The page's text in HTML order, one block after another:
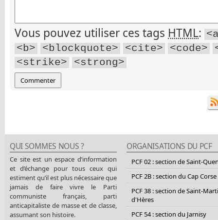
Vous pouvez utiliser ces tags HTML:
<b>
<blockquote> <cite> <code>
<strike>
<strong>
QUI SOMMES NOUS ?
Ce site est un espace d’information
et d’échange pour tous ceux qui
estiment qu’il est plus nécessaire que
jamais de faire vivre le Parti
communiste français, parti
anticapitaliste de masse et de classe,
assumant son histoire.
ORGANISATIONS DU PCF
PCF 02 : section de Saint-
PCF 2B : section du Cap Corse
PCF 38 : section de Saint-
d'Hères
PCF 54 : section du Jarnisy